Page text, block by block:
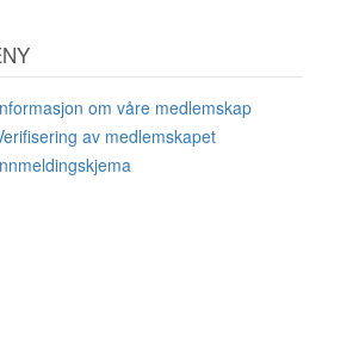
om våre medlemskap
av medlemskapet